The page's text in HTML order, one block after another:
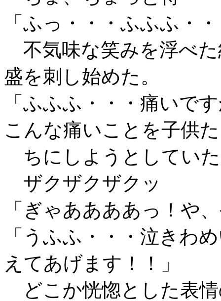
「ふっ・・・ふふふ・
不気味な笑みを浮べ
盛を刺し始めた。
「ふふふ・・・痛いで
こんな痛いことを子供た
ちにしようとしてい
ザクザクザクッ
「ぎゃああああっ！や
「うふふ・・・泣きわ
えてあげます！！」
どこか恍惚とした表